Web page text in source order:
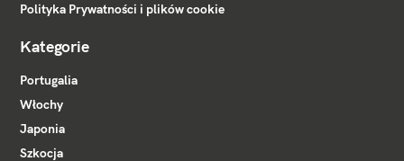
Polityka Prywatności i plików cookie
Kategorie
Portugalia
Włochy
Japonia
Szkocja